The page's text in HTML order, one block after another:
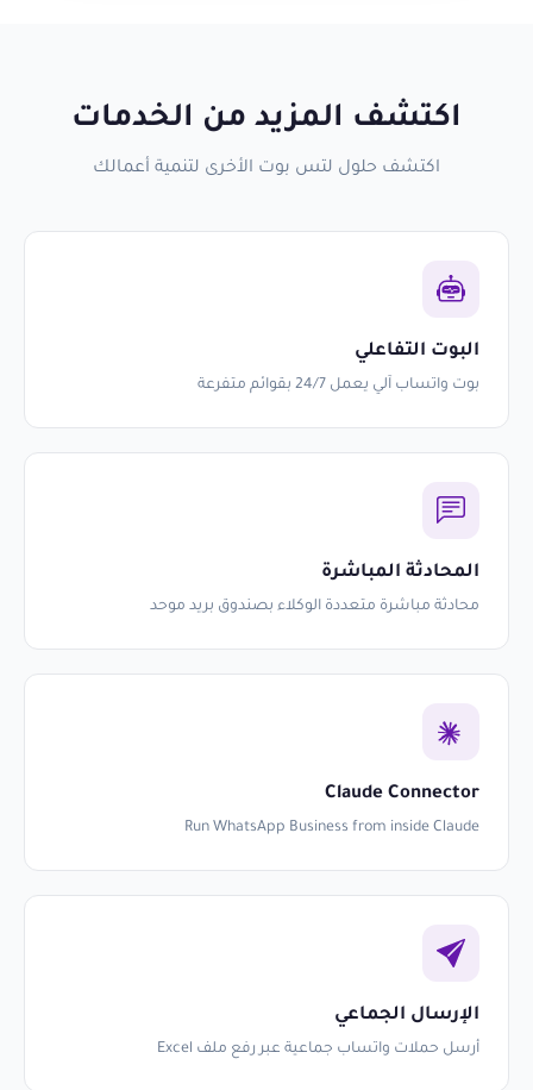
اكتشف المزيد من الخدمات
اكتشف حلول لتس بوت الأخرى لتنمية أعمالك
البوت التفاعلي
بوت واتساب آلي يعمل 24/7 بقوائم متفرعة
المحادثة المباشرة
محادثة مباشرة متعددة الوكلاء بصندوق بريد موحد
Claude Connector
Run WhatsApp Business from inside Claude
الإرسال الجماعي
أرسل حملات واتساب جماعية عبر رفع ملف Excel